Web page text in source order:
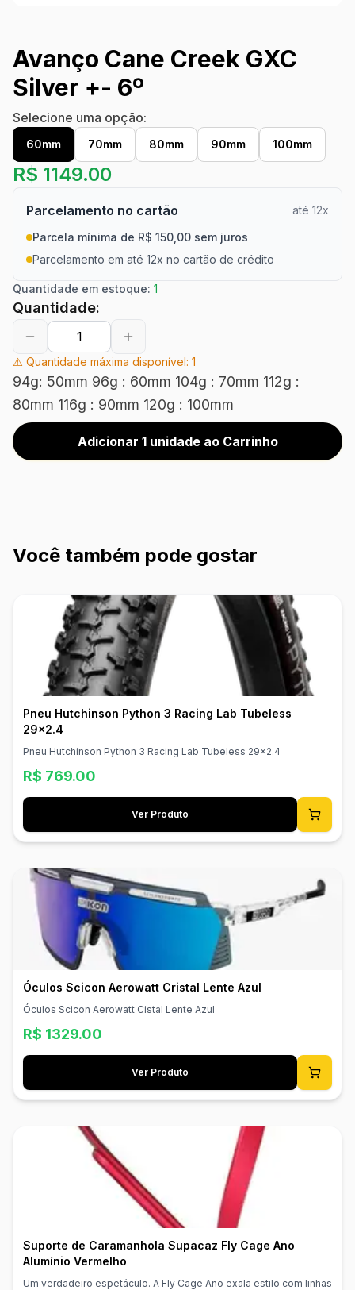
Avanço Cane Creek GXC
Silver +- 6º
Selecione uma opção:
60mm 70mm 80mm 90mm 100mm
R$ 1149.00
Parcelamento no cartão
até 12x
Parcela mínima de R$ 150,00 sem juros
Parcelamento em até 12x no cartão de crédito
Quantidade em estoque: 1
Quantidade:
⚠️ Quantidade máxima disponível: 1
94g: 50mm 96g : 60mm 104g : 70mm 112g :
80mm 116g : 90mm 120g : 100mm
Adicionar 1 unidade ao Carrinho
Você também pode gostar
Pneu Hutchinson Python 3 Racing Lab Tubeless
29x2.4
Pneu Hutchinson Python 3 Racing Lab Tubeless 29x2.4
R$ 769.00
Ver Produto
Óculos Scicon Aerowatt Cristal Lente Azul
Óculos Scicon Aerowatt Cistal Lente Azul
R$ 1329.00
Ver Produto
Suporte de Caramanhola Supacaz Fly Cage Ano
Alumínio Vermelho
Um verdadeiro espetáculo. A Fly Cage Ano exala estilo com linhas